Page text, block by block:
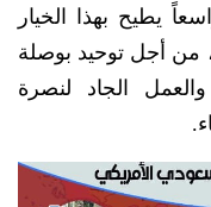
يطيح بهذا الخيار
من أجل توحيد بوصلة
والعمل الجاد لنصرة